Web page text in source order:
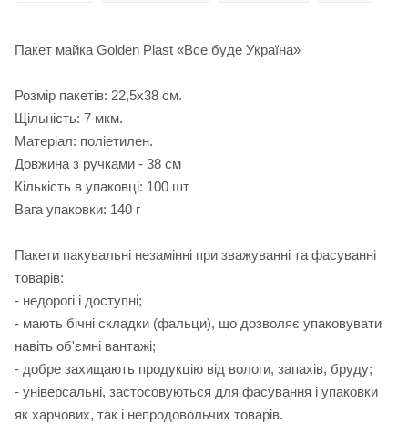
Пакет майка Golden Plast «Все буде Україна»
Розмір пакетів: 22,5х38 см.
Щільність: 7 мкм.
Матеріал: поліетилен.
Довжина з ручками - 38 см
Кількість в упаковці: 100 шт
Вага упаковки: 140 г
Пакети пакувальні незамінні при зважуванні та фасуванні
товарів:
- недорогі і доступні;
- мають бічні складки (фальци), що дозволяє упаковувати
навіть об'ємні вантажі;
- добре захищають продукцію від вологи, запахів, бруду;
- універсальні, застосовуються для фасування і упаковки
як харчових, так і непродовольчих товарів.